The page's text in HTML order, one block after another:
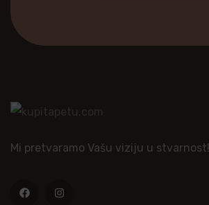
Mi pretvaramo Vašu viziju u stvarnost!